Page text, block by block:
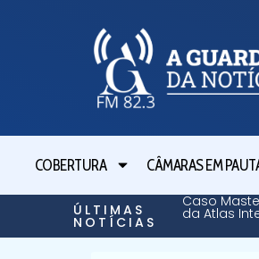
COBERTURA CÂMARAS EM
ÚLTIMAS
NOTÍCIAS
Caso
da Atlas